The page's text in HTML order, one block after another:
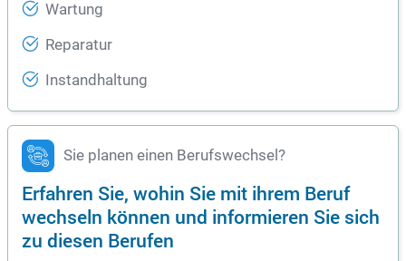
Wartung
Reparatur
Instandhaltung
Sie planen einen Berufswechsel?
Erfahren Sie, wohin Sie mit ihrem Beruf
wechseln können und informieren Sie sich
zu diesen Berufen